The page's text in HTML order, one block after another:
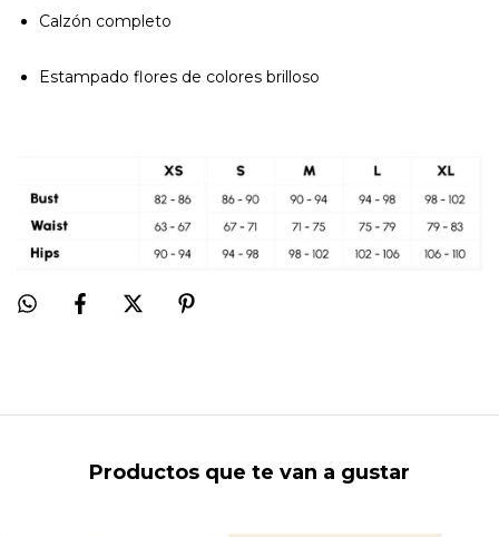
Calzón completo
Estampado flores de colores brilloso
Productos que te van a gustar